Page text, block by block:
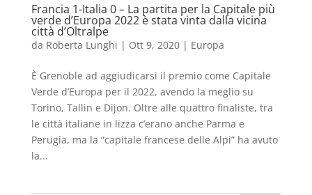
Francia 1-Italia 0 – La partita per la Capitale più
verde d’Europa 2022 è stata vinta dalla vicina
città d’Oltralpe
da Roberta Lunghi | Ott 9, 2020| Europa
È Grenoble ad aggiudicarsi il premio come Capitale
Verde d’Europa per il 2022, avendo la meglio su
Torino, Tallin e Dijon. Oltre alle quattro finaliste, tra
le città italiane in lizza c’erano anche Parma e
Perugia, ma la “capitale francese delle Alpi” ha avuto
la...